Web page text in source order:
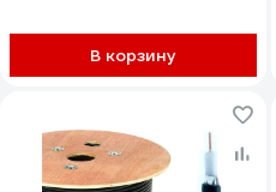
В корзину